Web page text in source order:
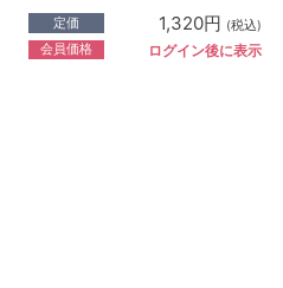
定価 1,320円 (税込)
会員価格 ログイン後に表示